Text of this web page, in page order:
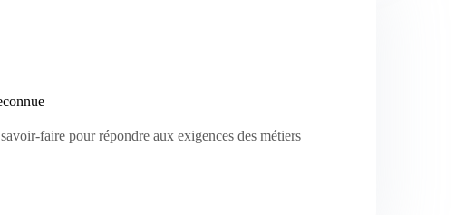
faire pour répondre aux exigences des métiers